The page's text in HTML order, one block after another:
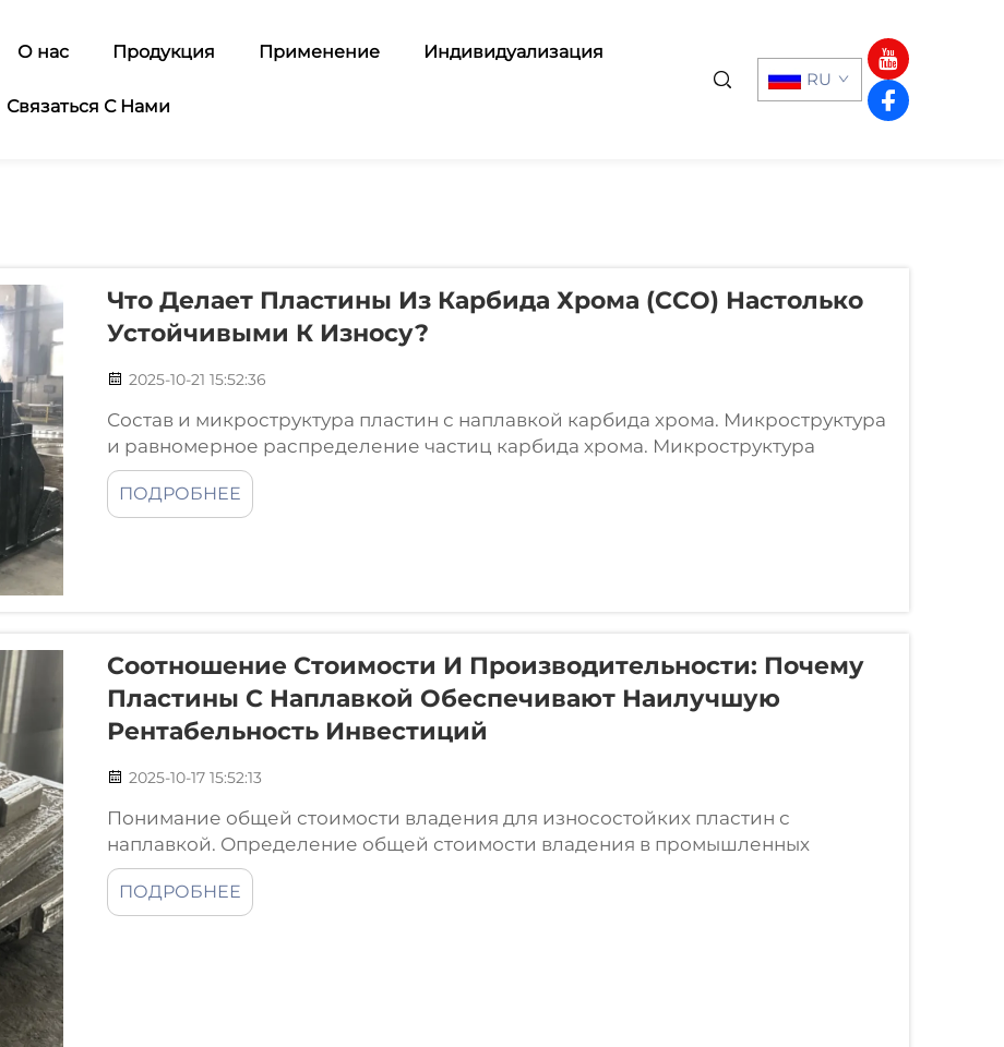
О нас Продукция Применение Индивидуализация
Связаться С Нами
RU
Что Делает Пластины Из Карбида Хрома (CCO) Настолько
Устойчивыми К Износу?
2025-10-21 15:52:36
Состав и микроструктура пластин с наплавкой карбида хрома. Микроструктура
и равномерное распределение частиц карбида хрома. Микроструктура
пластин CCO состоит примерно из 40–50 объёмных процентов карбидов хрома,
равномерно распределённых по матрице из...
ПОДРОБНЕЕ
Соотношение Стоимости И Производительности: Почему
Пластины С Наплавкой Обеспечивают Наилучшую
Рентабельность Инвестиций
2025-10-17 15:52:13
Понимание общей стоимости владения для износостойких пластин с
наплавкой. Определение общей стоимости владения в промышленных
приложениях с износом. При рассмотрении общей стоимости владения (TCO)
для деталей, подверженных износу, многие забывают, что это не только цена...
ПОДРОБНЕЕ